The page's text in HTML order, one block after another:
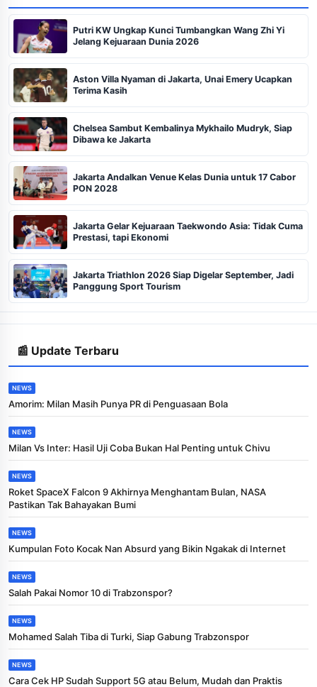
Putri KW Ungkap Kunci Tumbangkan Wang Zhi Yi
Jelang Kejuaraan Dunia 2026
Aston Villa Nyaman di Jakarta, Unai Emery Ucapkan
Terima Kasih
Chelsea Sambut Kembalinya Mykhailo Mudryk, Siap
Dibawa ke Jakarta
Jakarta Andalkan Venue Kelas Dunia untuk 17 Cabor
PON 2028
Jakarta Gelar Kejuaraan Taekwondo Asia: Tidak Cuma
Prestasi, tapi Ekonomi
Jakarta Triathlon 2026 Siap Digelar September, Jadi
Panggung Sport Tourism
📰 Update Terbaru
NEWS
Amorim: Milan Masih Punya PR di Penguasaan Bola
NEWS
Milan Vs Inter: Hasil Uji Coba Bukan Hal Penting untuk Chivu
NEWS
Roket SpaceX Falcon 9 Akhirnya Menghantam Bulan, NASA
Pastikan Tak Bahayakan Bumi
NEWS
Kumpulan Foto Kocak Nan Absurd yang Bikin Ngakak di Internet
NEWS
Salah Pakai Nomor 10 di Trabzonspor?
NEWS
Mohamed Salah Tiba di Turki, Siap Gabung Trabzonspor
NEWS
Cara Cek HP Sudah Support 5G atau Belum, Mudah dan Praktis